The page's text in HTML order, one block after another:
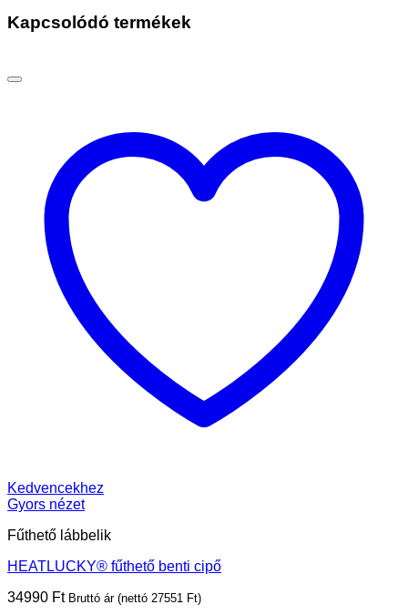
Kapcsolódó termékek
Kedvencekhez
Gyors nézet
Fűthető lábbelik
HEATLUCKY® fűthető benti cipő
34990 Ft Bruttó ár (nettó 27551 Ft)